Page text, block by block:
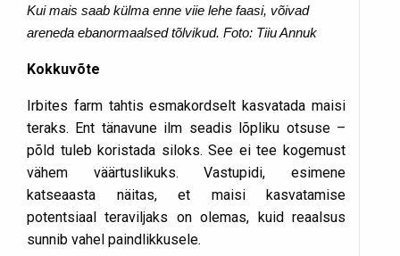
Kui mais saab külma enne viie lehe faasi, võivad
areneda ebanormaalsed tõlvikud. Foto: Tiiu Annuk
Kokkuvõte
Irbites farm tahtis esmakordselt kasvatada maisi
teraks. Ent tänavune ilm seadis lõpliku otsuse –
põld tuleb koristada siloks. See ei tee kogemust
vähem väärtuslikuks. Vastupidi, esimene
katseaasta näitas, et maisi kasvatamise
potentsiaal teraviljaks on olemas, kuid reaalsus
sunnib vahel paindlikkusele.